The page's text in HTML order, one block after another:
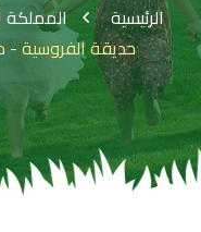
الرئيسية المملكة
حديقة الفروسية -